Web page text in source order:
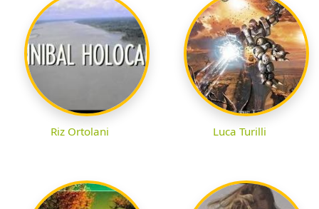
Riz Ortolani Luca Turilli